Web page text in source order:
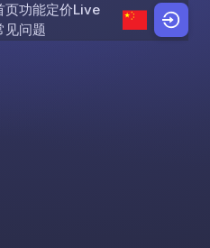
Skip to content
页功能定价Live
见问题